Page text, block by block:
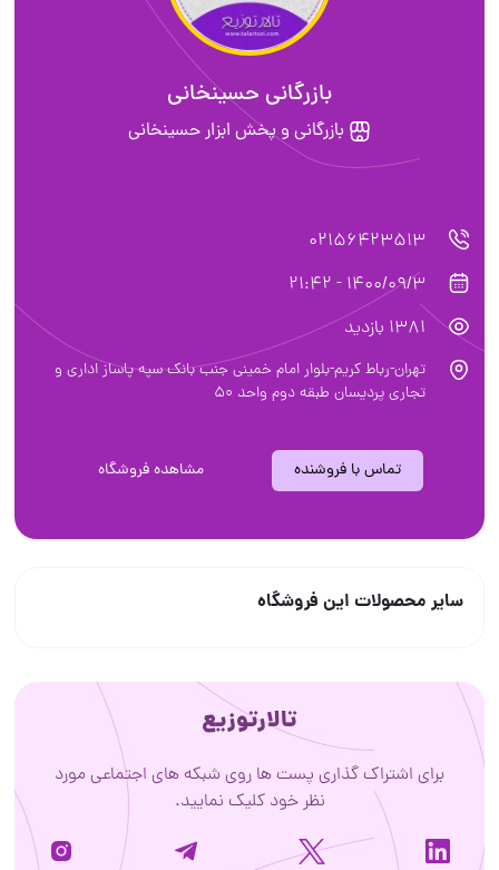
بازرگانی حسینخانی
بازرگانی و پخش ابزار حسینخانی
02156423513
1400/09/3 - 21:42
1381 بازدید
تهران-رباط کریم-بلوار امام خمینی جنب بانک سپه پاساز اداری و
تجاری پردیسان طبقه دوم واحد 50
تماس با فروشنده مشاهده فروشگاه
سایر محصولات این فروشگاه
تالارتوزیع
برای اشتراک گذاری پست ها روی شبکه های اجتماعی مورد
نظر خود کلیک نمایید.